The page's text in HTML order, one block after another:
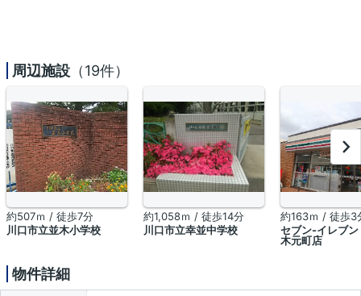
周辺施設 （19件）
約507ｍ / 徒歩7分
川口市立並木小学校
約1,058ｍ / 徒歩14分
川口市立幸並中学校
約163ｍ / 徒歩3
セブン-イレブン
木元町店
物件詳細